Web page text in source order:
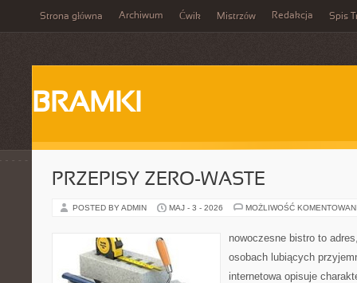
Strona główna Archiwum Ćwik Mistrzów Redakcja Spis
BRAMKI
PRZEPISY ZERO-WASTE
POSTED BY ADMIN MAJ - 3 - 2026 MOŻLIWOŚĆ
nowoczesne bistro to
osobach lubiących
internetowa opisuje